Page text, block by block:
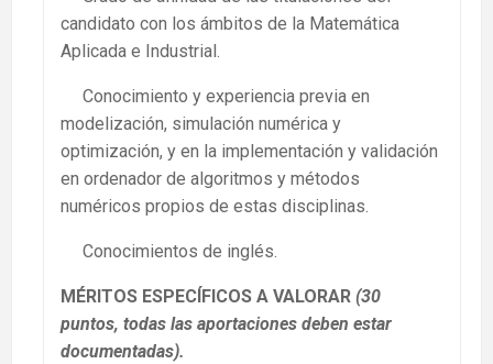
candidato con los ámbitos de la Matemática
Aplicada e Industrial.
Conocimiento y experiencia previa en
modelización, simulación numérica y
optimización, y en la implementación y validación
en ordenador de algoritmos y métodos
numéricos propios de estas disciplinas.
Conocimientos de inglés.
MÉRITOS ESPECÍFICOS A VALORAR (30
puntos, todas las aportaciones deben estar
documentadas).